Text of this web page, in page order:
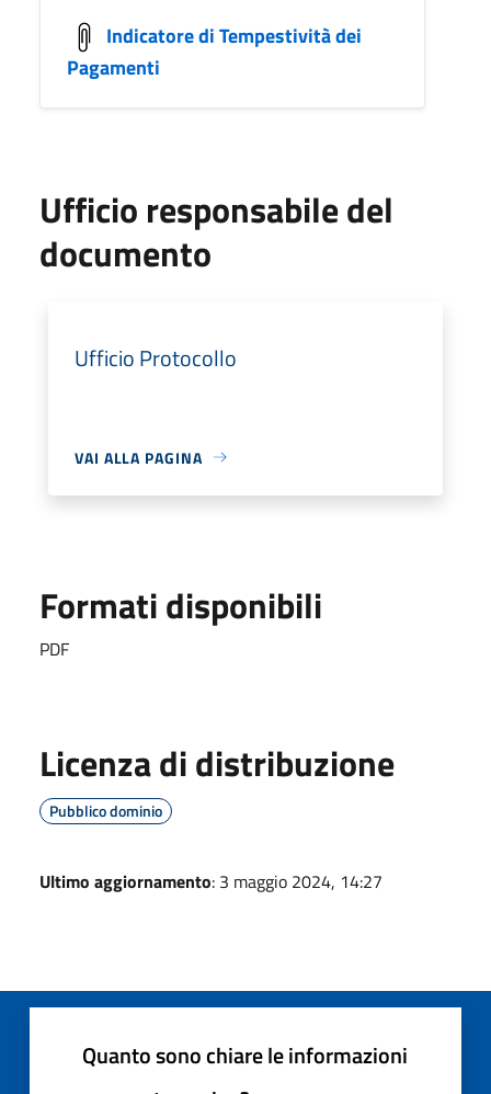
Indicatore di Tempestività dei
Pagamenti
Ufficio responsabile del
documento
Ufficio Protocollo
VAI ALLA PAGINA
Formati disponibili
PDF
Licenza di distribuzione
Pubblico dominio
Ultimo aggiornamento: 3 maggio 2024, 14:27
Quanto sono chiare le informazioni